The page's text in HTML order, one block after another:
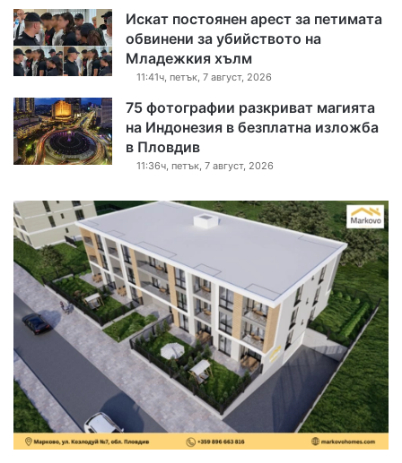
Искат постоянен арест за петимата
обвинени за убийството на
Младежкия хълм
11:41ч, петък, 7 август, 2026
75 фотографии разкриват магията
на Индонезия в безплатна изложба
в Пловдив
11:36ч, петък, 7 август, 2026